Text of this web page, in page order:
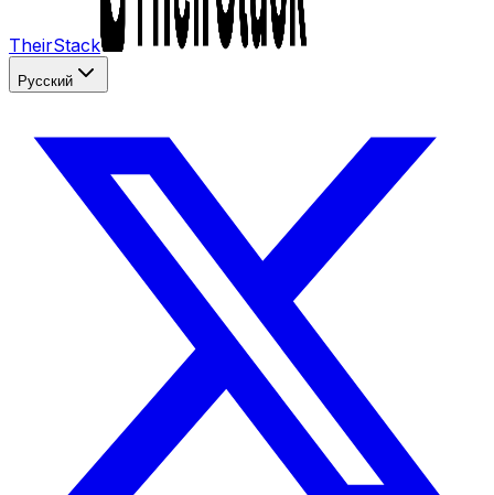
TheirStack
Русский